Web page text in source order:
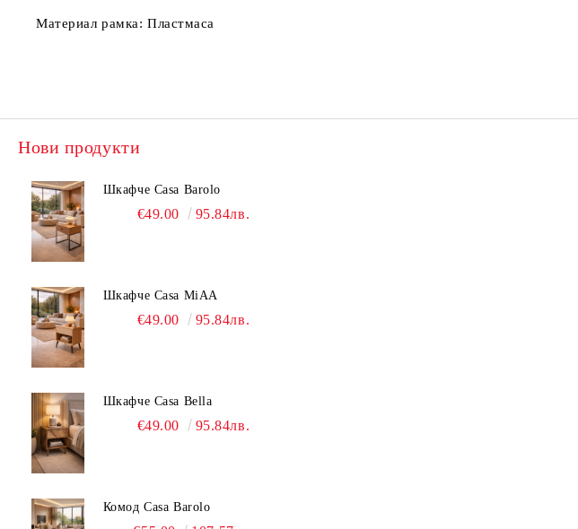
Материал рамка: Пластмаса
Нови продукти
Шкафче Casa Barolo
€49.00 95.84лв.
Шкафче Casa MiAA
€49.00 95.84лв.
Шкафче Casa Bella
€49.00 95.84лв.
Комод Casa Barolo